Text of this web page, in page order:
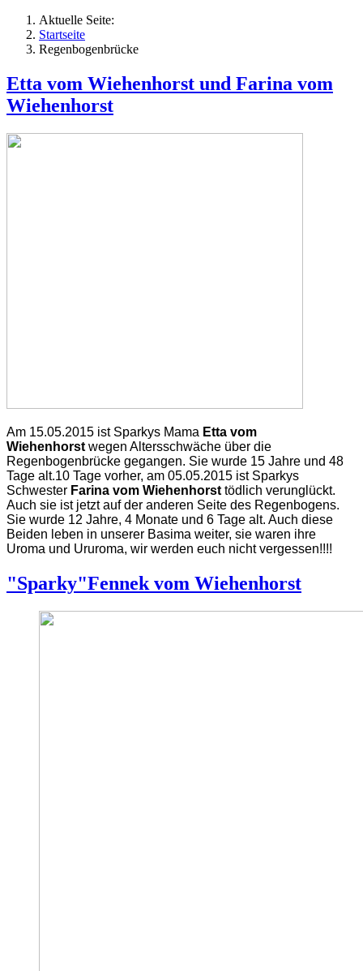
Aktuelle Seite:
Startseite
Regenbogenbrücke
Etta vom Wiehenhorst und Farina vom
Wiehenhorst
Am 15.05.2015 ist Sparkys Mama Etta vom
Wiehenhorst wegen Altersschwäche über die
Regenbogenbrücke gegangen. Sie wurde 15 Jahre und 48
Tage alt.10 Tage vorher, am 05.05.2015 ist Sparkys
Schwester Farina vom Wiehenhorst tödlich verunglückt.
Auch sie ist jetzt auf der anderen Seite des Regenbogens.
Sie wurde 12 Jahre, 4 Monate und 6 Tage alt. Auch diese
Beiden leben in unserer Basima weiter, sie waren ihre
Uroma und Ururoma, wir werden euch nicht vergessen!!!!
"Sparky"Fennek vom Wiehenhorst